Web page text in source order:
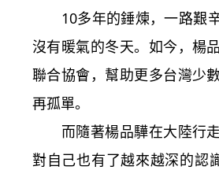
10多年的錘煉，一路艱辛
沒有暖氣的冬天。如今，楊
聯合協會，幫助更多台灣少
再孤單。
而隨著楊品驊在大陸行走
對自己也有了越來越深的認